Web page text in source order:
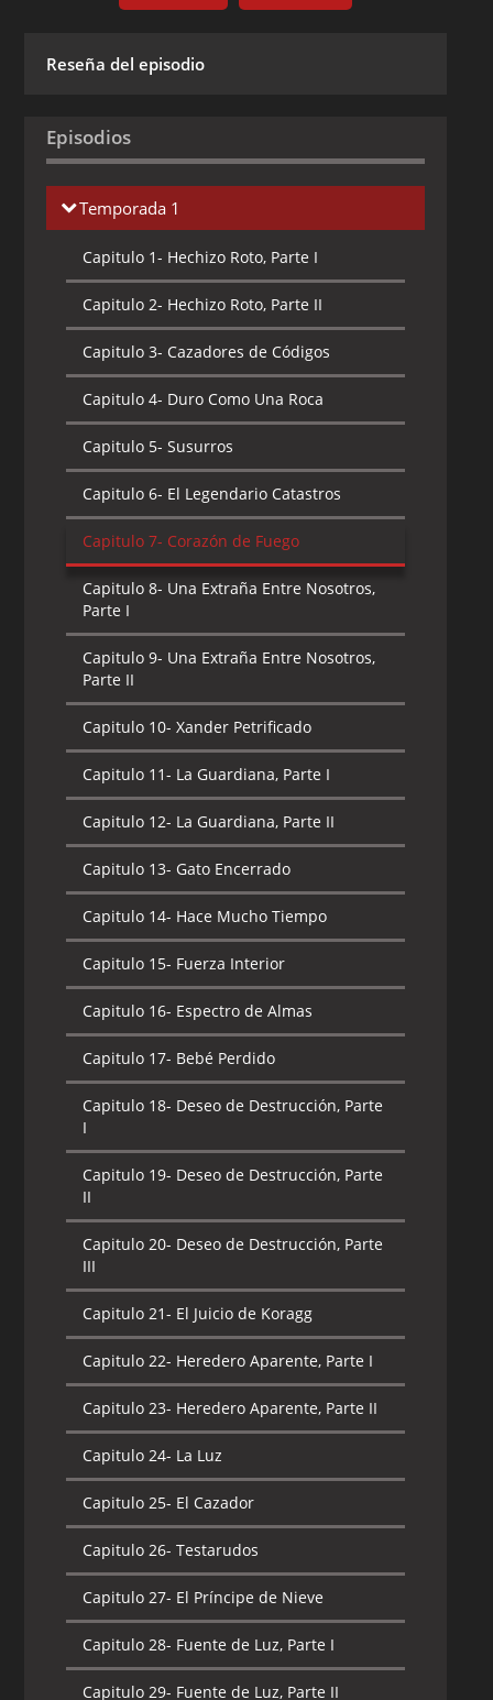
Reseña del episodio
Episodios
Temporada 1
Capitulo 1- Hechizo Roto, Parte I
Capitulo 2- Hechizo Roto, Parte II
Capitulo 3- Cazadores de Códigos
Capitulo 4- Duro Como Una Roca
Capitulo 5- Susurros
Capitulo 6- El Legendario Catastros
Capitulo 7- Corazón de Fuego
Capitulo 8- Una Extraña Entre Nosotros,
Parte I
Capitulo 9- Una Extraña Entre Nosotros,
Parte II
Capitulo 10- Xander Petrificado
Capitulo 11- La Guardiana, Parte I
Capitulo 12- La Guardiana, Parte II
Capitulo 13- Gato Encerrado
Capitulo 14- Hace Mucho Tiempo
Capitulo 15- Fuerza Interior
Capitulo 16- Espectro de Almas
Capitulo 17- Bebé Perdido
Capitulo 18- Deseo de Destrucción, Parte
I
Capitulo 19- Deseo de Destrucción, Parte
II
Capitulo 20- Deseo de Destrucción, Parte
III
Capitulo 21- El Juicio de Koragg
Capitulo 22- Heredero Aparente, Parte I
Capitulo 23- Heredero Aparente, Parte II
Capitulo 24- La Luz
Capitulo 25- El Cazador
Capitulo 26- Testarudos
Capitulo 27- El Príncipe de Nieve
Capitulo 28- Fuente de Luz, Parte I
Capitulo 29- Fuente de Luz, Parte II